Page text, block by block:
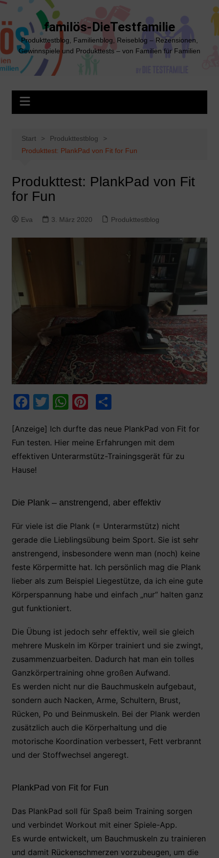
Zum
springen
familös-DieTestfamilie
Produkttestblog, Familienblog, Reiseblog – Rezensionen,
Gewinnspiele und Produkttests – von Familien für Familien
Start
Produkttestblog
Produkttest: PlankPad von Fit for Fun
Produkttest: PlankPad von Fit
for Fun
Eva 3. März 2020 Produkttestblog
F
c
e
b
o
k
T
itt
er
W
at
s
A
p
Pi
er
e
st
T
le
n
[Anzeige] Ich durfte das neue PlankPad von Fit for
Fun testen. Hier meine Erfahrungen mit dem
effektiven Unterarmstütz-Trainingsgerät für zu
Hause!
Die Plank – anstrengend, aber effektiv
Für viele ist die Plank (= Unterarmstütz) nicht
gerade die Lieblingsübung beim Sport. Sie ist sehr
anstrengend, insbesondere wenn man (noch) keine
feste Körpermitte hat. Ich persönlich mag die Plank
lieber als zum Beispiel Liegestütze, da ich eine gute
Körperspannung habe und einfach „nur“ halten ganz
gut funktioniert.
Die Übung ist jedoch sehr effektiv, weil sie gleich
mehrere Muskeln im Körper trainiert und sie zwingt,
zusammenzuarbeiten. Dadurch hat man ein tolles
Ganzkörpertraining ohne großen Aufwand.
Es werden nicht nur die Bauchmuskeln aufgebaut,
sondern auch Nacken, Arme, Schultern, Brust,
Rücken, Po und Beinmuskeln. Bei der Plank werden
zusätzlich auch die Körperhaltung und die
motorische Koordination verbessert, Fett verbrannt
und der Stoffwechsel angeregt.
PlankPad von Fit for Fun
Das PlankPad soll für Spaß beim Training sorgen
und verbindet Workout mit einer Spiele-App.
Es wurde entwickelt, um Bauchmuskeln zu trainieren
und damit Rückenschmerzen vorzubeugen, um die